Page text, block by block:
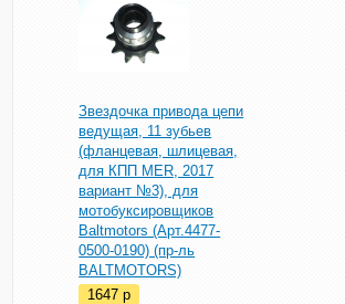
Звездочка привода цепи
ведущая, 11 зубьев
(фланцевая, шлицевая,
для КПП MER, 2017
вариант №3), для
мотобуксировщиков
Baltmotors (Арт.4477-
0500-0190) (пр-ль
BALTMOTORS)
1647p